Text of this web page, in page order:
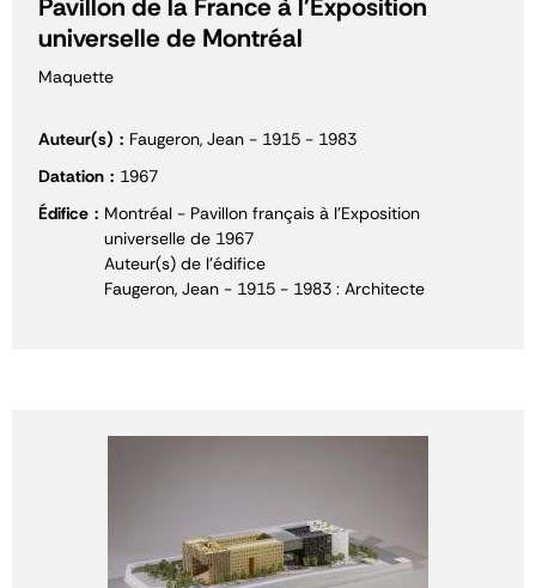
Pavillon de la France à l'Exposition
universelle de Montréal
Maquette
Auteur(s)
Faugeron, Jean - 1915 - 1983
Datation
1967
Édifice
Montréal - Pavillon français à l'Exposition
universelle de 1967
Auteur(s) de l'édifice
Faugeron, Jean - 1915 - 1983 : Architecte